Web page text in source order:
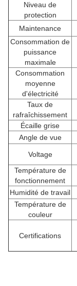
Niveau de
protection
Maintenance
Consommation de
puissance
maximale
Consommation
moyenne
d'électricité
Taux de
rafraîchissement
Écaille grise
Angle de vue
Voltage
Température de
fonctionnement
Humidité de travail
Température de
couleur
Certifications